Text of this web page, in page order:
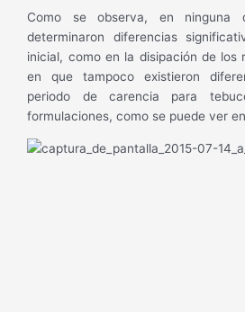
Como se observa, en ninguna
determinaron diferencias
inicial, como en la disipación de los
en que tampoco existieron
periodo de carencia para
formulaciones, como se puede ver